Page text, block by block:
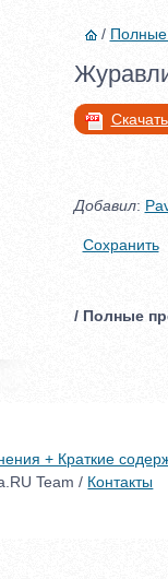
/ Полные
Добавил:
Сохранить
/ Полные
+ Краткие
Team / Контакты